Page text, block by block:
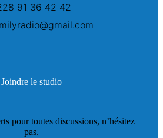
91 36 42 42
Joindre le studio
pour toutes discussions, n’hésitez
pas.